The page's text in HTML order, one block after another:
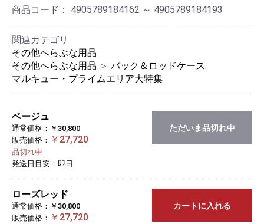
商品コード： 4905789184162 ～ 4905789184193
関連カテゴリ
その他へらぶな用品
その他へらぶな用品 ＞ バック＆ロッドケース
マルキュー・プライムエリア大特集
ベージュ
通常価格：￥30,800
販売価格： ￥27,720
品切れ中
発送日目安：即日
ただいま品切れ中
ローズレッド
通常価格：￥30,800
販売価格： ￥27,720
カートに入れる